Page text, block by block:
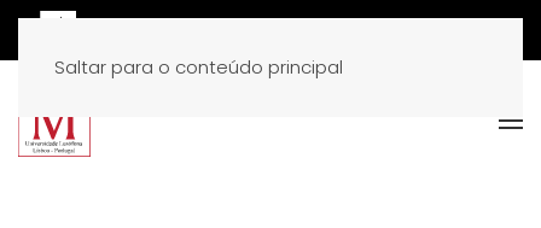
Saltar para o conteúdo principal